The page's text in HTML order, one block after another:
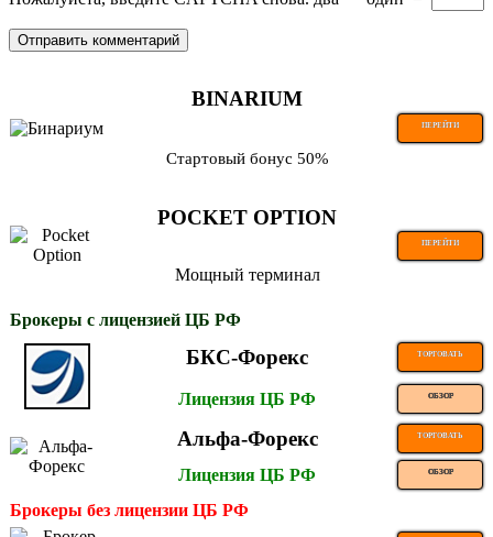
BINARIUM
ПЕРЕЙТИ
Стартовый бонус 50%
POCKET OPTION
ПЕРЕЙТИ
Мощный терминал
Брокеры с лицензией ЦБ РФ
БКС-Форекс ТОРГОВАТЬ
Лицензия ЦБ РФ ОБЗОР
Альфа-Форекс ТОРГОВАТЬ
Лицензия ЦБ РФ ОБЗОР
Брокеры без лицензии ЦБ РФ